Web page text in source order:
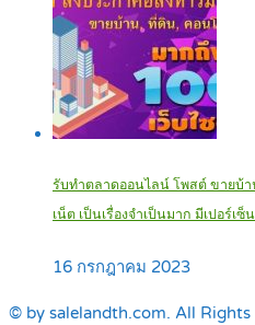
รับทำตลาดออนไลน์ โพสต์ ขายบ้
เน็ต เป็นเรื่องจำเป็นมาก มีเปอร์เ
16 กรกฎาคม 2023
© by salelandth.com. All Rights